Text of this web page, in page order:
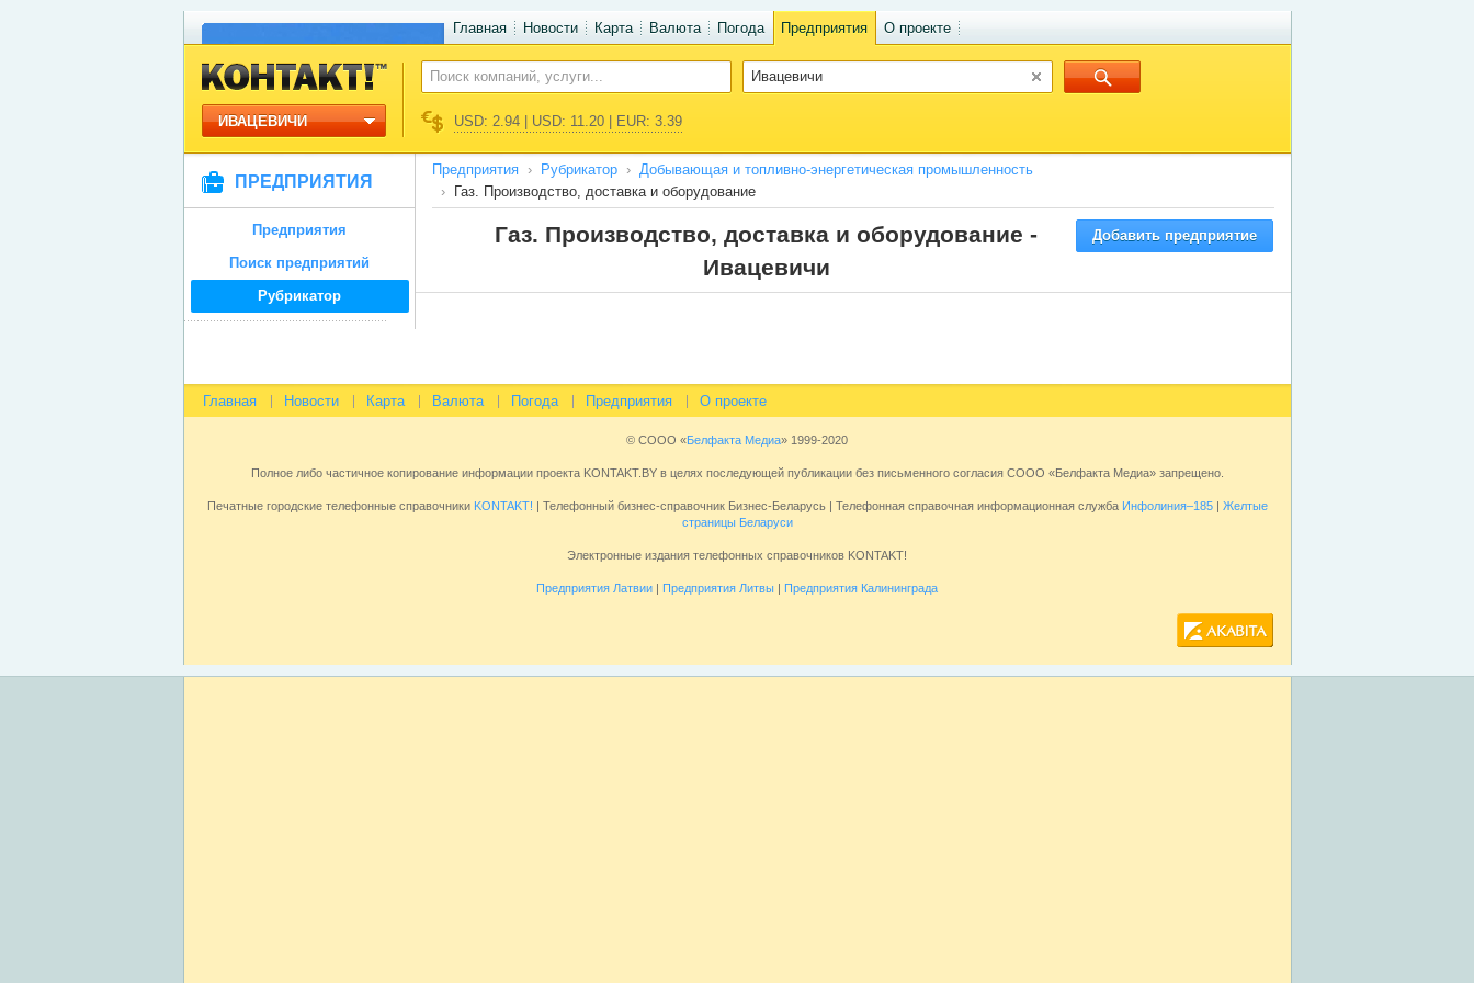
Главная Новости Карта Валюта Погода Предприятия О проекте
ИВАЦЕВИЧИ USD: 2.94 | USD: 11.20 | EUR: 3.39
ПРЕДПРИЯТИЯ
Предприятия
Поиск предприятий
Рубрикатор
Предприятия Рубрикатор
Добывающая и топливно-энергетическая промышленность
Газ. Производство, доставка и оборудование
Газ. Производство, доставка и оборудование -
Ивацевичи
Добавить предприятие
Главная Новости Карта Валюта Погода Предприятия О проекте
© СООО «Белфакта Медиа» 1999-2020
Полное либо частичное копирование информации проекта KONTAKT.BY в целях последующей публикации без письменного согласия СООО «Белфакта Медиа» запрещено.
Печатные городские телефонные справочникиKONTAKT! | Телефонный бизнес-справочник Бизнес-Беларусь | Телефонная справочная информационная служба Инфолиния–185| Желтые
страницы Беларуси
Электронные издания телефонных справочников KONTAKT!
Предприятия Латвии | Предприятия Литвы | Предприятия Калининграда